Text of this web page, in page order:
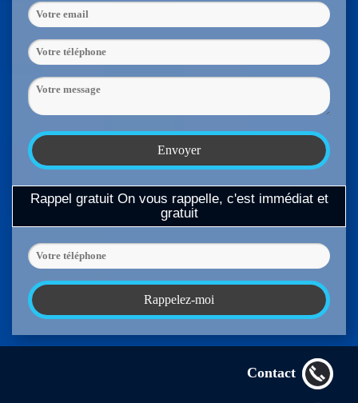
Rappel gratuit On vous rappelle, c'est immédiat et
gratuit
Contact